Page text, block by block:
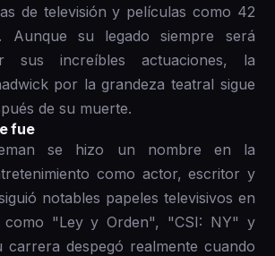
de televisión y películas como 42
su legado siempre será
sus increíbles actuaciones, la
por la grandeza teatral sigue
de su muerte.
fue
se hizo un nombre en la
como actor, escritor y
notables papeles televisivos en
como "Ley y Orden", "CSI: NY" y
carrera despegó realmente cuando